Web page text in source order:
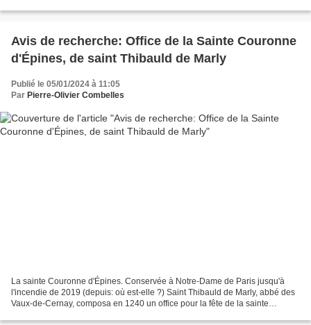
Avis de recherche: Office de la Sainte Couronne
d'Épines, de saint Thibauld de Marly
Publié le 05/01/2024 à 11:05
Par Pierre-Olivier Combelles
La sainte Couronne d'Épines. Conservée à Notre-Dame de Paris jusqu'à
l'incendie de 2019 (depuis: où est-elle ?) Saint Thibauld de Marly, abbé des
Vaux-de-Cernay, composa en 1240 un office pour la fête de la sainte